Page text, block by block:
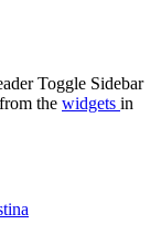
Toggle Sidebar
the widgets in